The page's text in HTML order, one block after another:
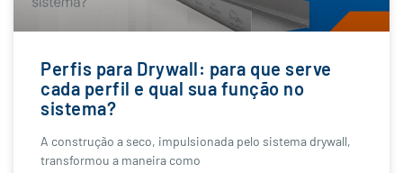
Perfis para Drywall: para que serve
cada perfil e qual sua função no
sistema?
A construção a seco, impulsionada pelo sistema drywall,
transformou a maneira como